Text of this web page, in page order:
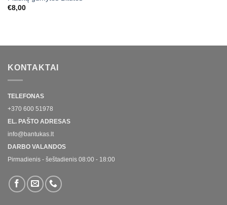
€8,00
KONTAKTAI
TELEFONAS
+370 600 51978
EL. PAŠTO ADRESAS
info@bantukas.lt
DARBO VALANDOS
Pirmadienis - šeštadienis 08:00 - 18:00